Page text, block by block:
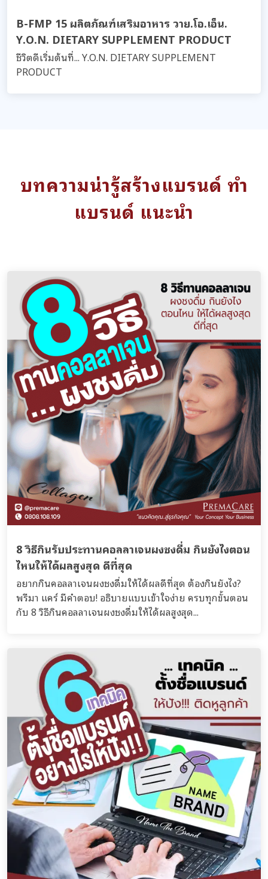
B-FMP 15 ผลิตภัณฑ์เสริมอาหาร วาย.โอ.เอ็น.
Y.O.N. DIETARY SUPPLEMENT PRODUCT
ชีวิตดีเริ่มต้นที่... Y.O.N. DIETARY SUPPLEMENT
PRODUCT
บทความน่ารู้สร้างแบรนด์ ทำ
แบรนด์ แนะนำ
8 วิธีกินรับประทานคอลลาเจนผงชงดื่ม กินยังไงตอน
ไหนให้ได้ผลสูงสุด ดีที่สุด
อยากกินคอลลาเจนผงชงดื่มให้ได้ผลดีที่สุด ต้องกินยังไง?
พรีมา แคร์ มีคำตอบ! อธิบายแบบเข้าใจง่าย ครบทุกขั้นตอน
กับ 8 วิธีกินคอลลาเจนผงชงดื่มให้ได้ผลสูงสุด...